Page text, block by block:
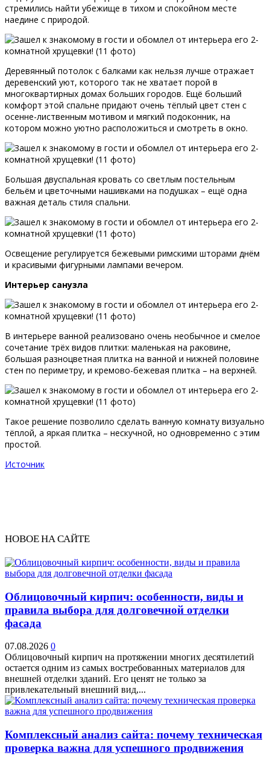
стремились найти убежище в тихом и спокойном месте
наедине с природой.
Деревянный потолок с балками как нельзя лучше отражает
деревенский уют, которого так не хватает порой в
многоквартирных домах больших городов. Ещё больший
комфорт этой спальне придают очень тёплый цвет стен с
осенне-лиственным мотивом и мягкий подоконник, на
котором можно уютно расположиться и смотреть в окно.
Большая двуспальная кровать со светлым постельным
бельём и цветочными нашивками на подушках – ещё одна
важная деталь стиля спальни.
Освещение регулируется бежевыми римскими шторами днём
и красивыми фигурными лампами вечером.
Интерьер санузла
В интерьере ванной реализовано очень необычное и смелое
сочетание трёх видов плитки: маленькая на раковине,
большая разноцветная плитка на ванной и нижней половине
стен по периметру, и кремово-бежевая плитка – на верхней.
Такое решение позволило сделать ванную комнату визуально
тёплой, а яркая плитка – нескучной, но одновременно с этим
простой.
Источник
НОВОЕ НА САЙТЕ
Облицовочный кирпич: особенности, виды и
правила выбора для долговечной отделки
фасада
07.08.2026 0
Облицовочный кирпич на протяжении многих десятилетий
остается одним из самых востребованных материалов для
внешней отделки зданий. Его ценят не только за
привлекательный внешний вид,...
Комплексный анализ сайта: почему техническая
проверка важна для успешного продвижения